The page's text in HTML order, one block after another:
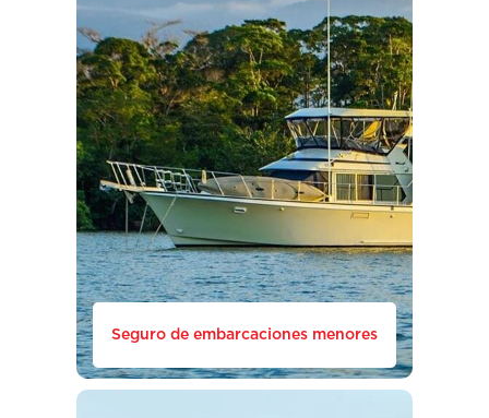
Seguro de embarcaciones menores